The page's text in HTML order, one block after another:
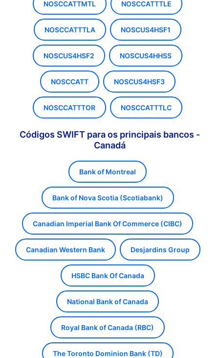
NOSCCATTMTL NOSCCATTTLE
NOSCCATTTLA NOSCUS4HSF1
NOSCUS4HSF2 NOSCUS4HHSS
NOSCCATT NOSCUS4HSF3
NOSCCATTTOR NOSCCATTTLC
Códigos SWIFT para os principais bancos -
Canadá
Bank of Montreal
Bank of Nova Scotia (Scotiabank)
Canadian Imperial Bank Of Commerce (CIBC)
Canadian Western Bank Desjardins Group
HSBC Bank Of Canada
National Bank of Canada
Royal Bank of Canada (RBC)
The Toronto Dominion Bank (TD)